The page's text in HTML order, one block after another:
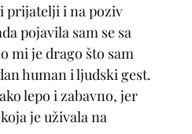
prijatelji i na poziv
pojavila sam se sa
mi je drago što sam
human i ljudski gest.
lepo i zabavno, jer
je uživala na